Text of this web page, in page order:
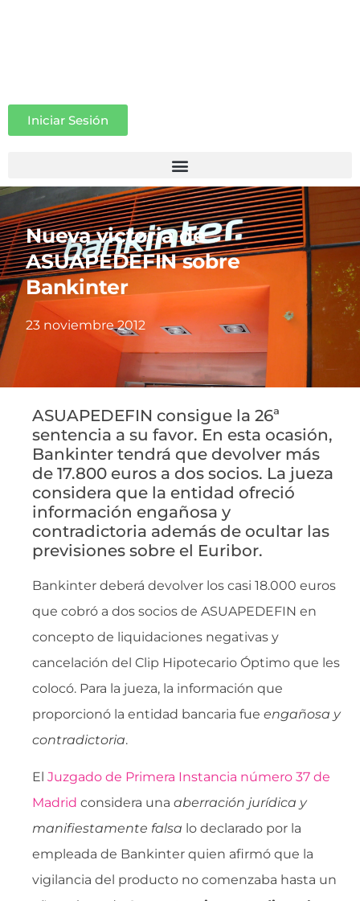
Iniciar Sesión
Nueva victoria de
ASUAPEDEFIN sobre
Bankinter
23 noviembre 2012
ASUAPEDEFIN consigue la 26ª
sentencia a su favor. En esta ocasión,
Bankinter tendrá que devolver más
de 17.800 euros a dos socios. La jueza
considera que la entidad ofreció
información engañosa y
contradictoria además de ocultar las
previsiones sobre el Euribor.
Bankinter deberá devolver los casi 18.000 euros
que cobró a dos socios de ASUAPEDEFIN en
concepto de liquidaciones negativas y
cancelación del Clip Hipotecario Óptimo que les
colocó. Para la jueza, la información que
proporcionó la entidad bancaria fue  engañosa y
contradictoria.
El Juzgado de Primera Instancia número 37 de
Madrid considera una  aberración jurídica y
manifiestamente falsa  lo declarado por la
empleada de Bankinter quien afirmó que la
vigilancia del producto no comenzaba hasta un